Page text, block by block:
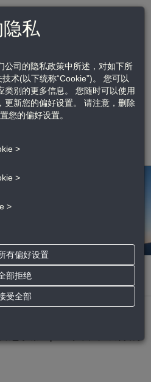
| EN
热线：021 2285 7666
热线：400 8427 779
私
公司的隐私政策中所述，对如下所
术(以下统称“Cookie”)。 您可以
类别的更多信息。 您随时可以使用
更新您的偏好设置。 请注意，删除
您的偏好设置。
>
>
>
有偏好设置
部拒绝
受全部